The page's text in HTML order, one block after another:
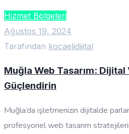
Hizmet Bölgeleri
Ağustos 19, 2024
Tarafından kocaelidijital
Muğla Web Tasarım: Dijital
Güçlendirin
Muğla’da işletmenizin dijitalde
profesyonel web tasarım